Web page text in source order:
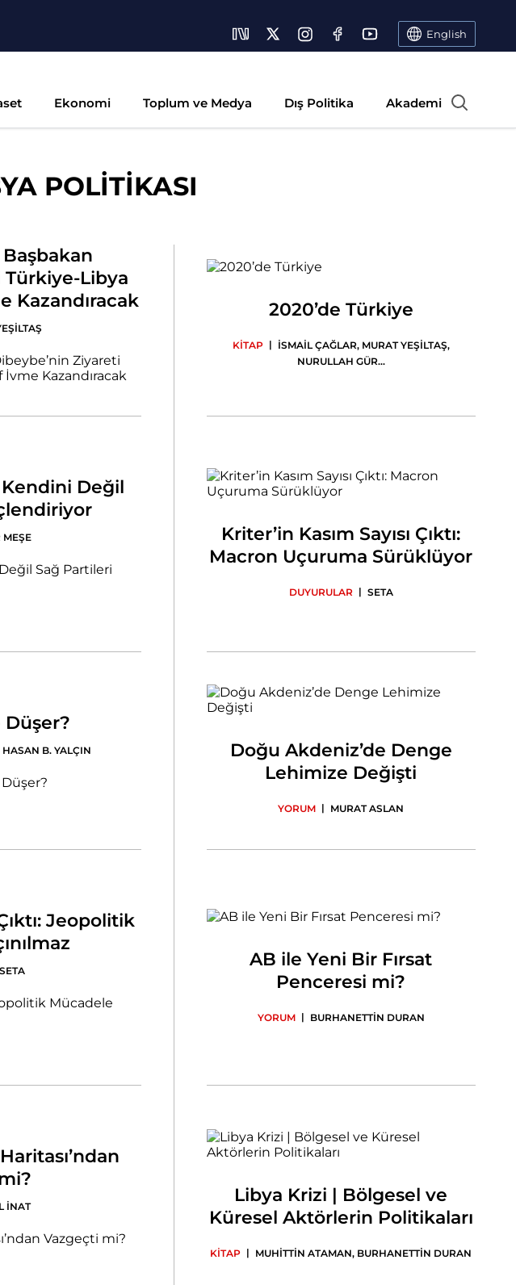
English
Ekonomi Toplum ve Medya Dış Politika Akademi
POLİTİKASI
Türkiye-Libya
Kazandıracak
2020’de Türkiye
KİTAP | İSMAİL ÇAĞLAR, MURAT YEŞİLTAŞ,
NURULLAH GÜR...
Değil
MEŞE
Kriter’in Kasım Sayısı Çıktı:
Macron Uçuruma Sürüklüyor
DUYURULAR | SETA
Düşer?
HASAN B. YALÇIN
Doğu Akdeniz’de Denge
Lehimize Değişti
YORUM | MURAT ASLAN
Jeopolitik
SETA
AB ile Yeni Bir Fırsat
Penceresi mi?
YORUM | BURHANETTİN DURAN
İNAT
Libya Krizi | Bölgesel ve
Küresel Aktörlerin Politikaları
KİTAP | MUHİTTİN ATAMAN, BURHANETTİN DURAN